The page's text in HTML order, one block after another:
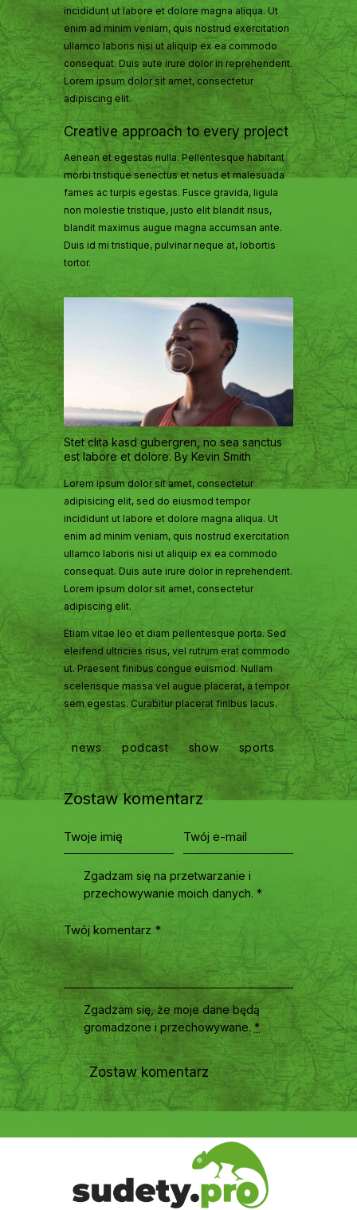
incididunt ut labore et dolore magna aliqua. Ut
enim ad minim veniam, quis nostrud exercitation
ullamco laboris nisi ut aliquip ex ea commodo
consequat. Duis aute irure dolor in reprehenderit.
Lorem ipsum dolor sit amet, consectetur
adipiscing elit.
Creative approach to every project
Aenean et egestas nulla. Pellentesque habitant
morbi tristique senectus et netus et malesuada
fames ac turpis egestas. Fusce gravida, ligula
non molestie tristique, justo elit blandit risus,
blandit maximus augue magna accumsan ante.
Duis id mi tristique, pulvinar neque at, lobortis
tortor.
Stet clita kasd gubergren, no sea sanctus
est labore et dolore. ByKevin Smith
Lorem ipsum dolor sit amet, consectetur
adipisicing elit, sed do eiusmod tempor
incididunt ut labore et dolore magna aliqua. Ut
enim ad minim veniam, quis nostrud exercitation
ullamco laboris nisi ut aliquip ex ea commodo
consequat. Duis aute irure dolor in reprehenderit.
Lorem ipsum dolor sit amet, consectetur
adipiscing elit.
Etiam vitae leo et diam pellentesque porta. Sed
eleifend ultricies risus, vel rutrum erat commodo
ut. Praesent finibus congue euismod. Nullam
scelerisque massa vel augue placerat, a tempor
sem egestas. Curabitur placerat finibus lacus.
news podcast show sports
Zostaw komentarz
Zgadzam się na przetwarzanie i
przechowywanie moich danych. *
Zgadzam się, że moje dane będą
gromadzone i przechowywane.*